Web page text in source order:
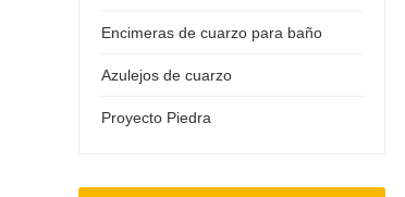
Encimeras de cuarzo para baño
Azulejos de cuarzo
Proyecto Piedra